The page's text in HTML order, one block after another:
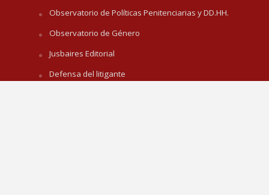
Observatorio de Políticas Penitenciarias y DD.HH.
Observatorio de Género
Jusbaires Editorial
Defensa del litigante